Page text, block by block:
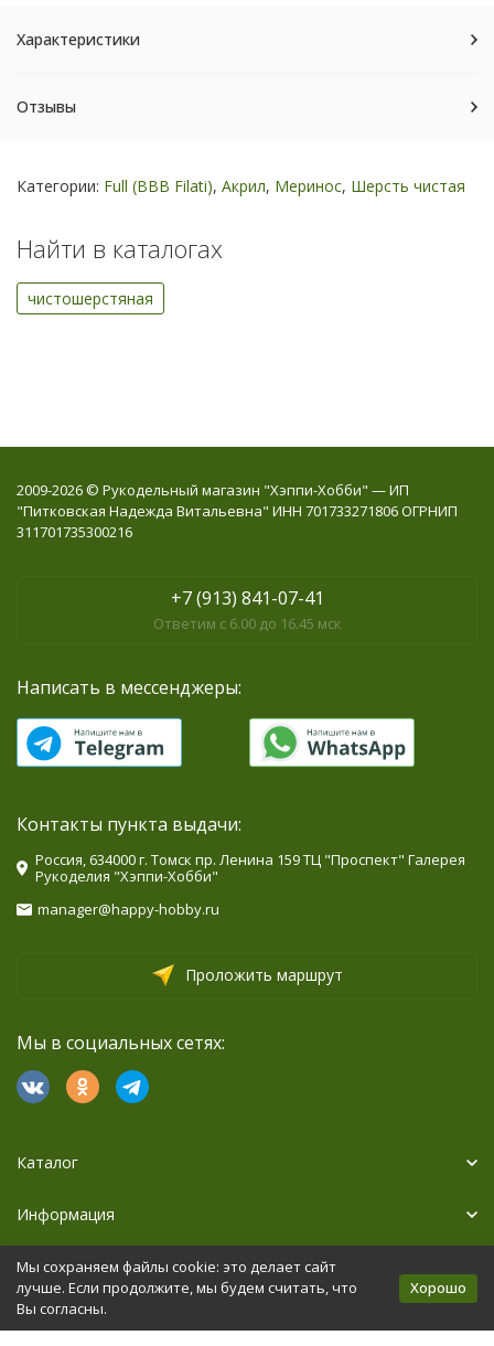
Характеристики
Отзывы
Категории: Full (BBB Filati), Акрил, Меринос, Шерсть чистая
Найти в каталогах
чистошерстяная
2009-2026 © Рукодельный магазин "Хэппи-Хобби" — ИП
"Питковская Надежда Витальевна" ИНН 701733271806 ОГРНИП
311701735300216
+7 (913) 841-07-41
Ответим с 6.00 до 16.45 мск
Написать в мессенджеры:
Контакты пункта выдачи:
Россия, 634000 г. Томск пр. Ленина 159 ТЦ "Проспект" Галерея
Рукоделия "Хэппи-Хобби"
manager@happy-hobby.ru
Проложить маршрут
Мы в социальных сетях:
Каталог
Информация
Дополнительно
Политика персональных данных Карта сайта
Мы сохраняем файлы cookie: это делает сайт
лучше. Если продолжите, мы будем считать, что
Вы согласны.
Хорошо